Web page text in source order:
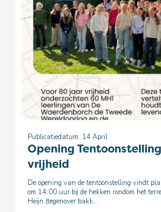
Publicatiedatum: 14 April
Opening
vrijheid
De opening van de tentoonstelling vindt
om 14:00 uur bij de hekken rondom het
Heijn (tegenover bakk...